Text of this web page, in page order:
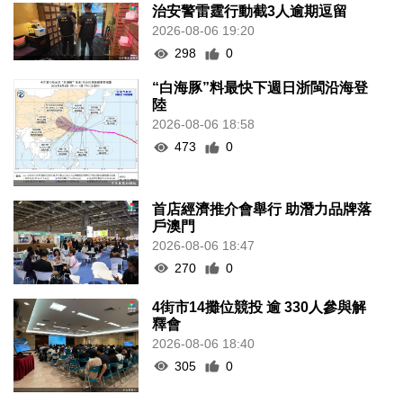
治安警雷霆行動截3人逾期逗留
2026-08-06 19:20
298
0
“白海豚”料最快下週日浙閩沿海登
陸
2026-08-06 18:58
473
0
首店經濟推介會舉行 助潛力品牌落
戶澳門
2026-08-06 18:47
270
0
4街市14攤位競投 逾 330人參與解
釋會
2026-08-06 18:40
305
0